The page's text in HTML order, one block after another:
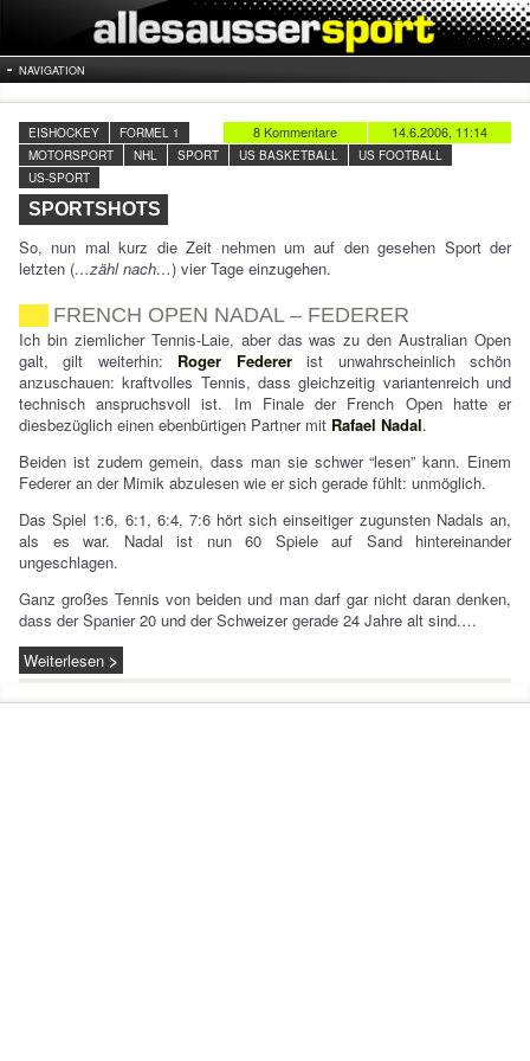
NAVIGATION
14.6.2006, 11:14
8 Kommentare
EISHOCKEY
FORMEL 1
MOTORSPORT
NHL SPORT US BASKETBALL
US FOOTBALL
US-SPORT
SPORTSHOTS
So, nun mal kurz die Zeit nehmen um auf den gesehen Sport der
letzten (…zähl nach…) vier Tage einzugehen.
FRENCH OPEN NADAL – FEDERER
Ich bin ziemlicher Tennis-Laie, aber das was zu den Australian Open
galt, gilt weiterhin: Roger Federerist unwahrscheinlich schön
anzuschauen: kraftvolles Tennis, dass gleichzeitig variantenreich und
technisch anspruchsvoll ist. Im Finale der French Open hatte er
diesbezüglich einen ebenbürtigen Partner mit Rafael Nadal.
Beiden ist zudem gemein, dass man sie schwer “lesen” kann. Einem
Federer an der Mimik abzulesen wie er sich gerade fühlt: unmöglich.
Das Spiel 1:6, 6:1, 6:4, 7:6 hört sich einseitiger zugunsten Nadals an,
als es war. Nadal ist nun 60 Spiele auf Sand hintereinander
ungeschlagen.
Ganz großes Tennis von beiden und man darf gar nicht daran denken,
dass der Spanier 20 und der Schweizer gerade 24 Jahre alt sind.…
Weiterlesen